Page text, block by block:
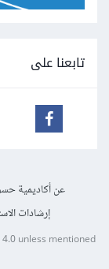
تابعنا على
عن أكاديمية
إرشادات
4.0unless mentioned